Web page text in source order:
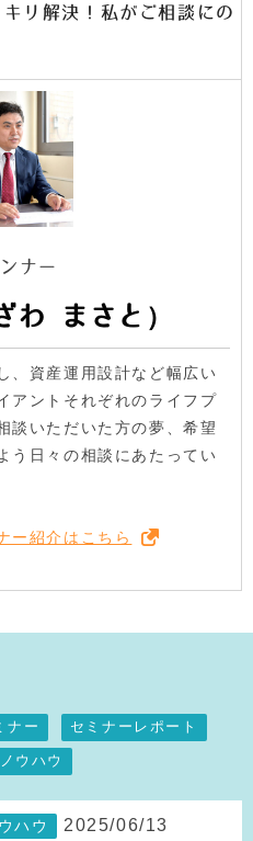
リ解決！私がご相談にの
ナー
わ まさと）
、資産運用設計など幅広い
アントそれぞれのライフプ
談いただいた方の夢、希望
う日々の相談にあたってい
ー紹介はこちら
ナー セミナーレポート
ウハウ
ハウ 2025/06/13